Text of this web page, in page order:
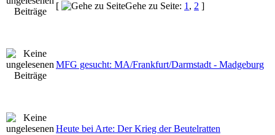
[
Gehe zu Seite: 1 , 2 ]
MFG gesucht: MA/Frankfurt/Darmstadt - Madgeburg
Heute bei Arte: Der Krieg der Beutelratten